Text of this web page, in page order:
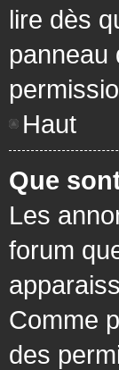
lire dès
panneau
Haut
Que
Les
forum
Comme
des